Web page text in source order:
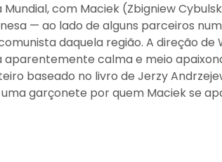
com Maciek (Zbigniew
— ao lado de alguns parceiros
daquela região. A direção de
calma e meio
baseado no livro de Jerzy
garçonete por quem Maciek se